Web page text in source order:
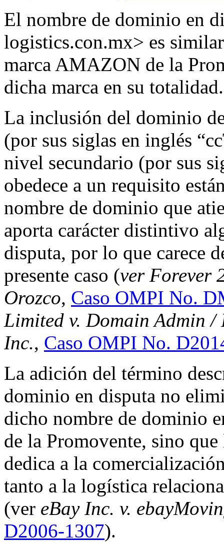
El nombre de dominio en
logistics.con.mx> es
marca AMAZON de la
dicha marca en su totalidad.
La inclusión del dominio
(por sus siglas en inglés
nivel secundario (por sus
obedece a un requisito
nombre de dominio que
aporta carácter distintivo
disputa, por lo que carece
presente caso (ver Forever
Orozco, Caso OMPI No.
Limited v. Domain Admin /
Inc., Caso OMPI No.
La adición del término
dominio en disputa no
dicho nombre de dominio
de la Promovente, sino
dedica a la
tanto a la logística
(ver eBay Inc. v.
D2006-1307).